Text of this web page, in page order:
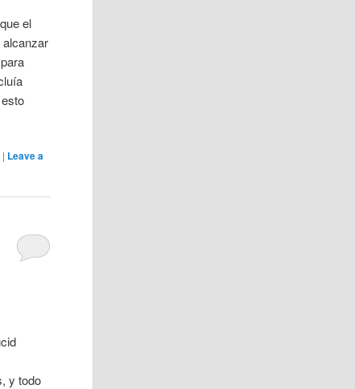
el
alcanzar
| Leave a
y todo